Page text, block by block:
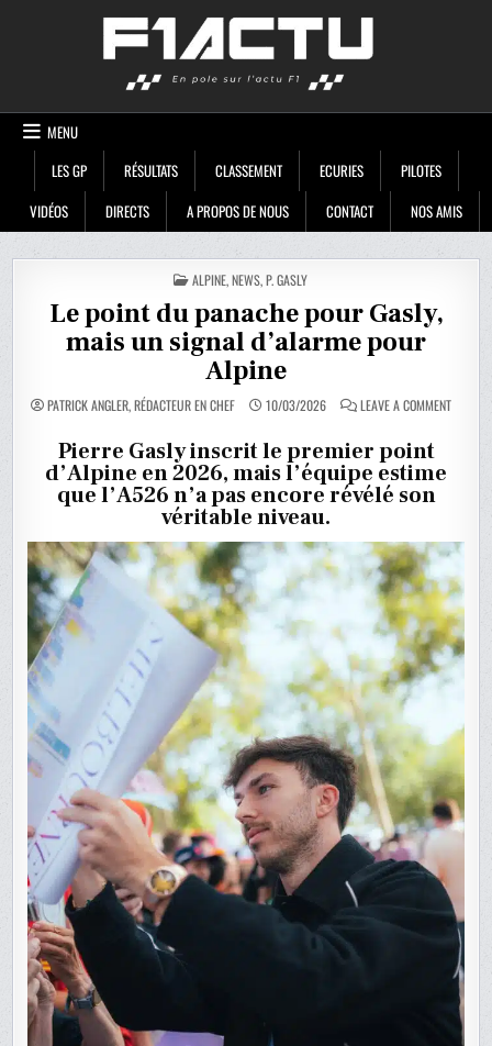
MENU
LES GP
RÉSULTATS CLASSEMENT ECURIES
PILOTES
VIDÉOS
DIRECTS A PROPOS DE NOUS CONTACT NOS AMIS
POSTED
IN
ALPINE,NEWS,P. GASLY
Le point du panache pour Gasly,
mais un signal d’alarme pour
Alpine
PATRICK ANGLER, RÉDACTEUR EN CHEF 10/03/2026 LEAVE A COMMENTON
LE
POUR
ALPINE
Pierre Gasly inscrit le premier point
d’Alpine en 2026, mais l’équipe estime
que l’A526 n’a pas encore révélé son
véritable niveau.